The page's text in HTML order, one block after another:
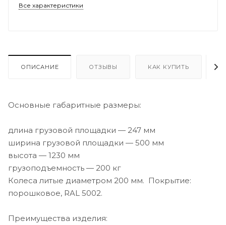
Все характеристики
ОПИСАНИЕ ОТЗЫВЫ КАК КУПИТЬ
Основные габаритные размеры:
длина грузовой площадки — 247 мм
ширина грузовой площадки — 500 мм
высота — 1230 мм
грузоподъемность — 200 кг
Колеса литые диаметром 200 мм. Покрытие:
порошковое, RAL 5002.
Преимущества изделия: